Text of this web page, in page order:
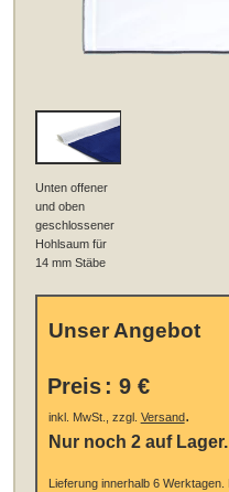
Unten offener
und oben
geschlossener
Hohlsaum für
14 mm Stäbe
Unser Angebot
Preis : 9 €
inkl. MwSt., zzgl. Versand.
Nur noch 2 auf Lager.
Lieferung innerhalb 6 Werktagen.